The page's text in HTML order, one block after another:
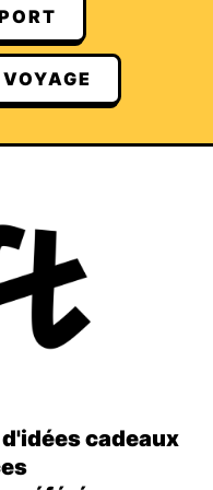
VOYAGE
cadeaux